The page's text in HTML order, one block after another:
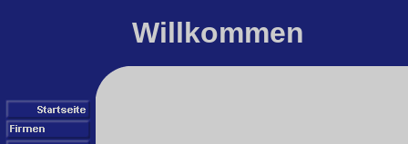
Willkommen